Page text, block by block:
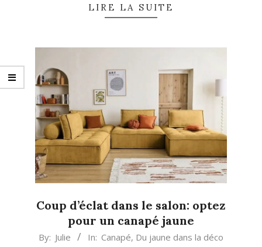
LIRE LA SUITE
Coup d’éclat dans le salon: optez
pour un canapé jaune
2024-
By: Julie In: Canapé, Du jaune dans la déco